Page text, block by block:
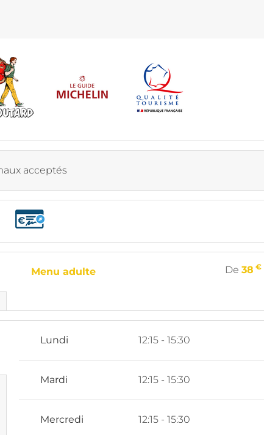
acceptés
Menu adulte De38 €
Lundi 12:15 - 15:30
Mardi 12:15 - 15:30
Mercredi 12:15 - 15:30